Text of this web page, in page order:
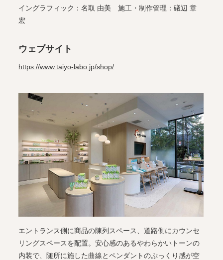
イングラフィック：名取 由美 施工・制作管理：礒辺 章
宏
ウェブサイト
https://www.taiyo-labo.jp/shop/
エントランス側に商品の陳列スペース、道路側にカウンセ
リングスペースを配置。安心感のあるやわらかいトーンの
内装で、随所に施した曲線とペンダントのぷっくり感が空